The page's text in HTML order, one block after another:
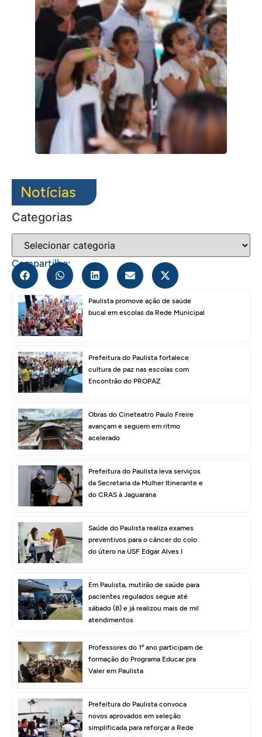
Notícias
Categorias
Compartilhe:
Paulista promove ação de saúde
bucal em escolas da Rede Municipal
Prefeitura do Paulista fortalece
cultura de paz nas escolas com
Encontrão do PROPAZ
Obras do Cineteatro Paulo Freire
avançam e seguem em ritmo
acelerado
Prefeitura do Paulista leva serviços
da Secretaria da Mulher Itinerante e
do CRAS à Jaguarana
Saúde do Paulista realiza exames
preventivos para o câncer do colo
do útero na USF Edgar Alves I
Em Paulista, mutirão de saúde para
pacientes regulados segue até
sábado (8) e já realizou mais de mil
atendimentos
Professores do 1º ano participam de
formação do Programa Educar pra
Valer em Paulista
Prefeitura do Paulista convoca
novos aprovados em seleção
simplificada para reforçar a Rede